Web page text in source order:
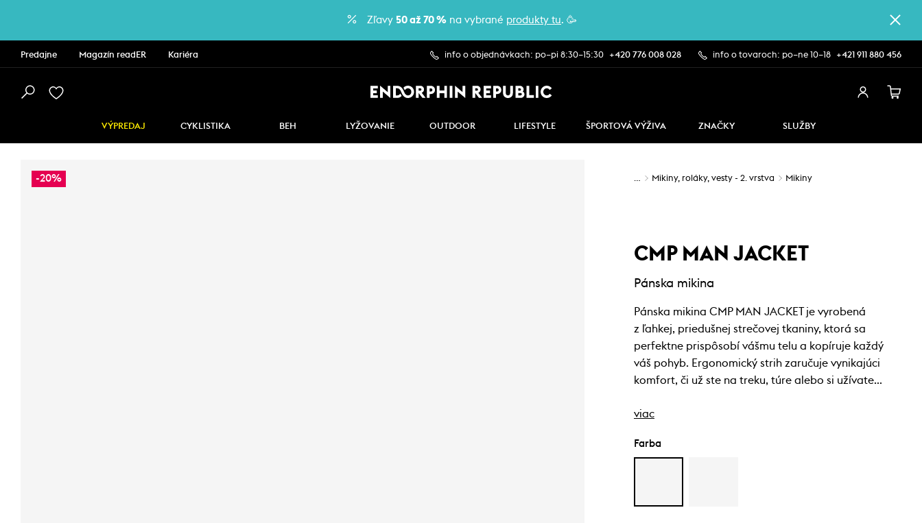
Zľavy 50 až 70 % na vybrané produkty tu. 🥳
Predajne Magazín readER Kariéra info o objednávkach: po–pi 8:30–15:30 +420 776 008 028 info o tovaroch: po–ne 10–18 +421 911 880 456
VÝPREDAJ CYKLISTIKA BEH LYŽOVANIE OUTDOOR LIFESTYLE ŠPORTOVÁ VÝŽIVA ZNAČKY SLUŽBY
-20% … Mikiny, roláky, vesty - 2. vrstva Mikiny
CMP MAN JACKET
Pánska mikina
Pánska mikina CMP MAN JACKET je vyrobená
z ľahkej, priedušnej strečovej tkaniny, ktorá sa
perfektne prispôsobí vášmu telu a kopíruje každý
váš pohyb. Ergonomický strih zaručuje vynikajúci
komfort, či už ste na treku, túre alebo si užívate…
viac
Farba